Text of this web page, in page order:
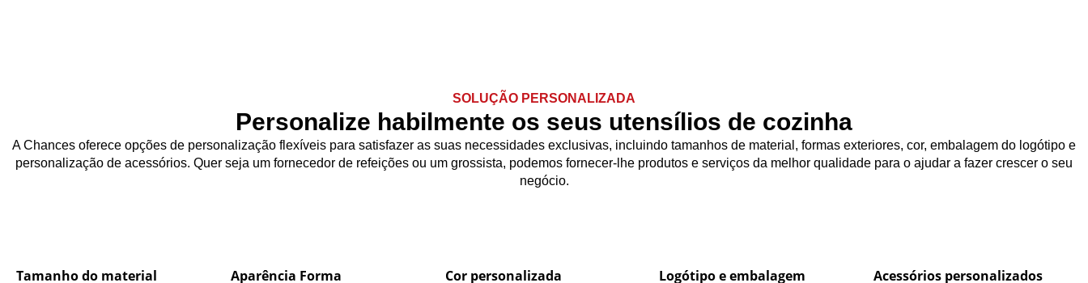
SOLUÇÃO PERSONALIZADA
Personalize habilmente os seus utensílios de cozinha
A Chances oferece opções de personalização flexíveis para satisfazer as suas necessidades exclusivas, incluindo tamanhos de material, formas exteriores, cor, embalagem do logótipo e
personalização de acessórios. Quer seja um fornecedor de refeições ou um grossista, podemos fornecer-lhe produtos e serviços da melhor qualidade para o ajudar a fazer crescer o seu
negócio.
Tamanho do material Aparência Forma Cor personalizada Logótipo e embalagem Acessórios personalizados